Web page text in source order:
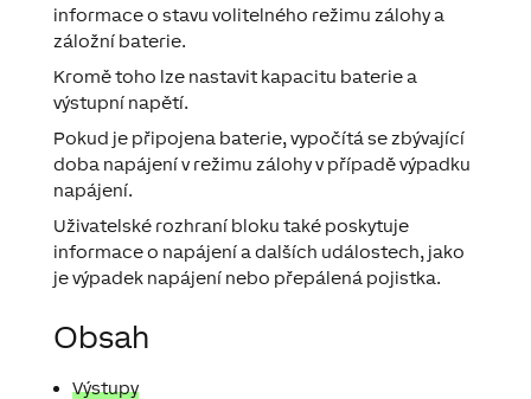
informace o stavu volitelného režimu zálohy a
záložní baterie.
Kromě toho lze nastavit kapacitu baterie a
výstupní napětí.
Pokud je připojena baterie, vypočítá se zbývající
doba napájení v režimu zálohy v případě výpadku
napájení.
Uživatelské rozhraní bloku také poskytuje
informace o napájení a dalších událostech, jako
je výpadek napájení nebo přepálená pojistka.
Obsah
Výstupy